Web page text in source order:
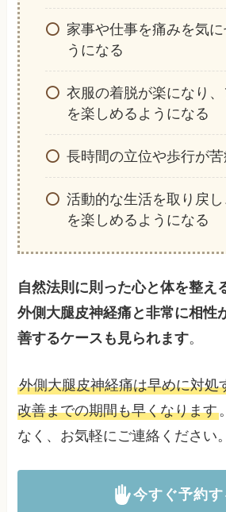
家事や仕事を痛みを気
うになる
衣服の着脱が楽になり
を楽しめるようになる
長時間の立位や歩行が
活動的な生活を取り戻
を楽しめるようになる
自然法則に則った心と体を整え
外側大腿皮神経痛と非常に相性
善するケースも見られます。
外側大腿皮神経痛は早めに対処
改善までの期間も早くなります
なく、お気軽にご連絡ください。
今すぐ予約す